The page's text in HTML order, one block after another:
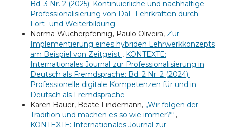
Bd. 3 Nr. 2 (2025): Kontinuierliche und nachhaltige
Professionalisierung von DaF-Lehrkräften durch
Fort- und Weiterbildung
Norma Wucherpfennig, Paulo Oliveira, Zur
Implementierung eines hybriden Lehrwerkkonzepts
am Beispiel von Zeitgeist , KONTEXTE:
Internationales Journal zur Professionalisierung in
Deutsch als Fremdsprache: Bd. 2 Nr. 2 (2024):
Professionelle digitale Kompetenzen für und in
Deutsch als Fremdsprache
Karen Bauer, Beate Lindemann, „Wir folgen der
Tradition und machen es so wie immer?“ ,
KONTEXTE: Internationales Journal zur